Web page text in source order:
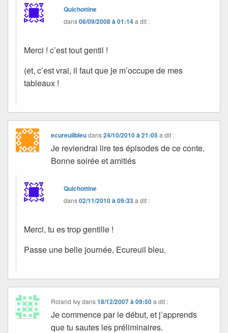
Quichottine
dans06/09/2008 à 01:14a dit :
Merci ! c’est tout gentil !
(et, c’est vrai, il faut que je m’occupe de mes
tableaux !
ecureuilbleudans24/10/2010 à 21:05 a dit :
Je reviendrai lire tes épisodes de ce conte.
Bonne soirée et amitiés
Quichottine
dans02/11/2010 à 09:33a dit :
Merci, tu es trop gentille !
Passe une belle journée, Ecureuil bleu.
Roland Ivydans18/12/2007 à 09:50 a dit :
Je commence par le début, et j’apprends
que tu sautes les préliminaires.